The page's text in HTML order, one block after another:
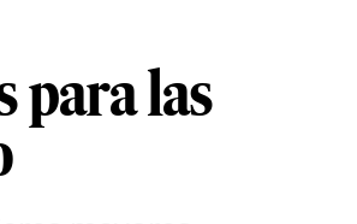
para las